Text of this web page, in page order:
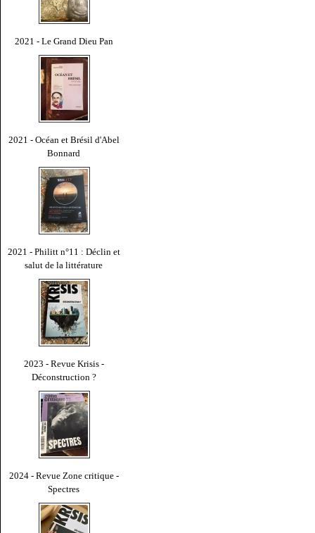
2021 - Le Grand Dieu Pan
2021 - Océan et Brésil d'Abel
Bonnard
2021 - Philitt n°11 : Déclin et
salut de la littérature
2023 - Revue Krisis -
Déconstruction ?
2024 - Revue Zone critique -
Spectres